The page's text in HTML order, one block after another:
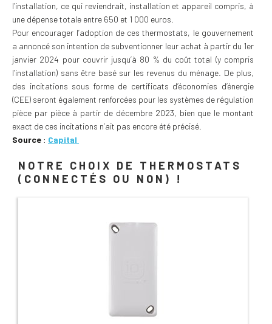
l’installation, ce qui reviendrait, installation et appareil compris, à
une dépense totale entre 650 et 1 000 euros.
Pour encourager l’adoption de ces thermostats, le gouvernement
a annoncé son intention de subventionner leur achat à partir du 1er
janvier 2024 pour couvrir jusqu’à 80 % du coût total (y compris
l’installation) sans être basé sur les revenus du ménage. De plus,
des incitations sous forme de certificats d’économies d’énergie
(CEE) seront également renforcées pour les systèmes de régulation
pièce par pièce à partir de décembre 2023, bien que le montant
exact de ces incitations n’ait pas encore été précisé.
Source : Capital
NOTRE CHOIX DE THERMOSTATS
(CONNECTÉS OU NON) !